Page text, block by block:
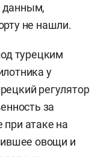
данным,
не нашли.
турецким
у
регулятор
за
атаке на
овощи и